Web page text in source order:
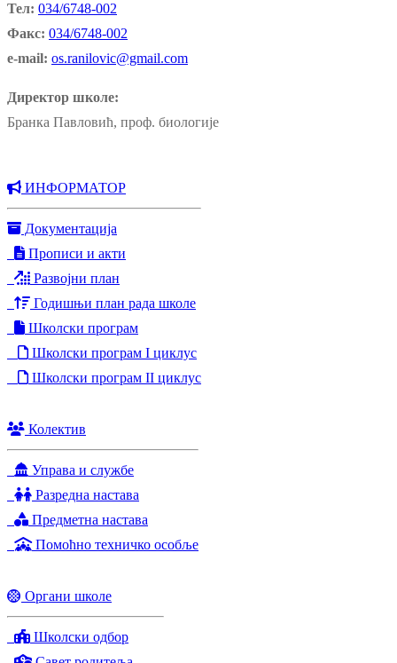
Тел: 034/6748-002
Факс: 034/6748-002
e-mail: os.ranilovic@gmail.com
Директор школе:
Бранка Павловић, проф. биологије
ИНФОРМАТОР
Документација
Прописи и акти
Развојни план
Годишњи план рада школе
Школски програм
Школски програм I циклус
Школски програм II циклус
Колектив
Управа и службе
Разредна настава
Предметна настава
Помоћно техничко особље
Органи школе
Школски одбор